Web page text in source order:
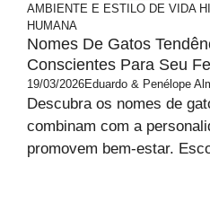
AMBIENTE E ESTILO DE VIDA
HUMANA
Nomes De Gatos
Conscientes Para Seu
19/03/2026Eduardo & Penélope
Descubra os nomes de
combinam com a
promovem bem-estar.